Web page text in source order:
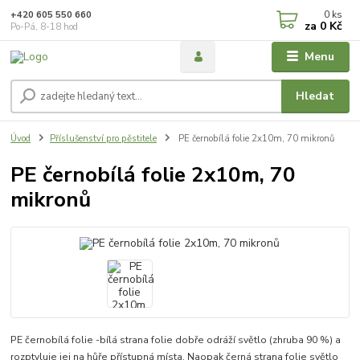
Menu
Hledat
+420 605 550 660
Po-Pá, 8-18 hod
0 ks
za 0 Kč
Úvod Příslušenství pro pěstitele PE černobílá folie 2x10m, 70 mikronů
PE černobílá folie 2x10m, 70
mikronů
PE černobílá folie -bílá strana folie dobře odráží světlo (zhruba 90 %) a
rozptyluje jej na hůře přístupná místa. Naopak černá strana folie světlo